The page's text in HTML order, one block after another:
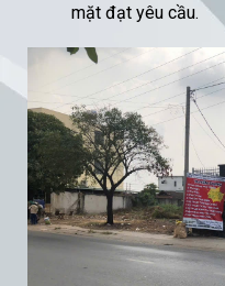
mặt đạt yêu cầu.